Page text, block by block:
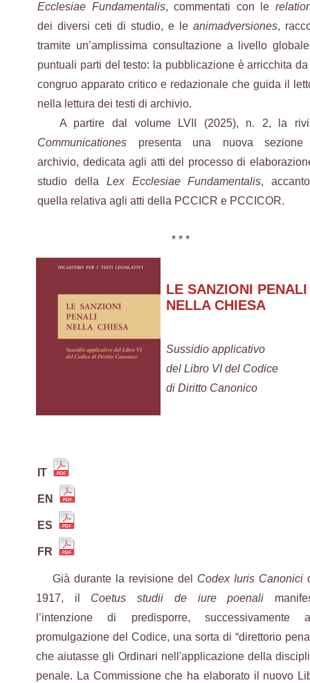
Ecclesiae Fundamentalis, commentati con le
dei diversi ceti di studio, e le animadversiones,
tramite un’amplissima consultazione a livello
puntuali parti del testo: la pubblicazione è arricchita
congruo apparato critico e redazionale che guida il
nella lettura dei testi di archivio.
A partire dal volume LVII (2025), n. 2, la
Communicationes presenta una nuova
archivio, dedicata agli atti del processo di
studio della Lex Ecclesiae Fundamentalis,
quella relativa agli atti della PCCICR e PCCICOR.
* * *
LE SANZIONI PENALI
NELLA CHIESA
Sussidio applicativo
del Libro VI del Codice
di Diritto Canonico
IT
EN
ES
FR
Già durante la revisione del Codex Iuris Canonici
1917, il Coetus studii de iure poenali
l’intenzione di predisporre, successivamente
promulgazione del Codice, una sorta di “direttorio
che aiutasse gli Ordinari nell'applicazione della
penale. La Commissione che ha elaborato il nuovo